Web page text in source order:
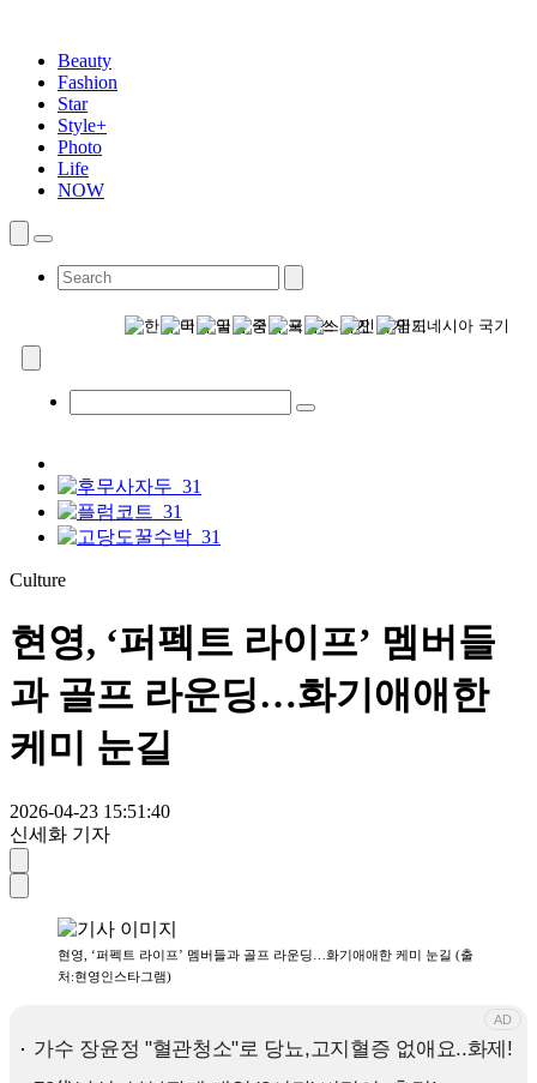
Beauty
Fashion
Star
Style+
Photo
Life
NOW
Culture
현영, ‘퍼펙트 라이프’ 멤버들
과 골프 라운딩…화기애애한
케미 눈길
2026-04-23 15:51:40
신세화 기자
현영, ‘퍼펙트 라이프’ 멤버들과 골프 라운딩…화기애애한 케미 눈길 (출
처:현영인스타그램)